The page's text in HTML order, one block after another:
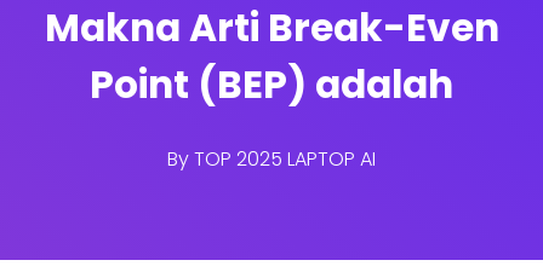
Makna Arti Break-Even
Point (BEP) adalah
ByTOP 2025 LAPTOP AI